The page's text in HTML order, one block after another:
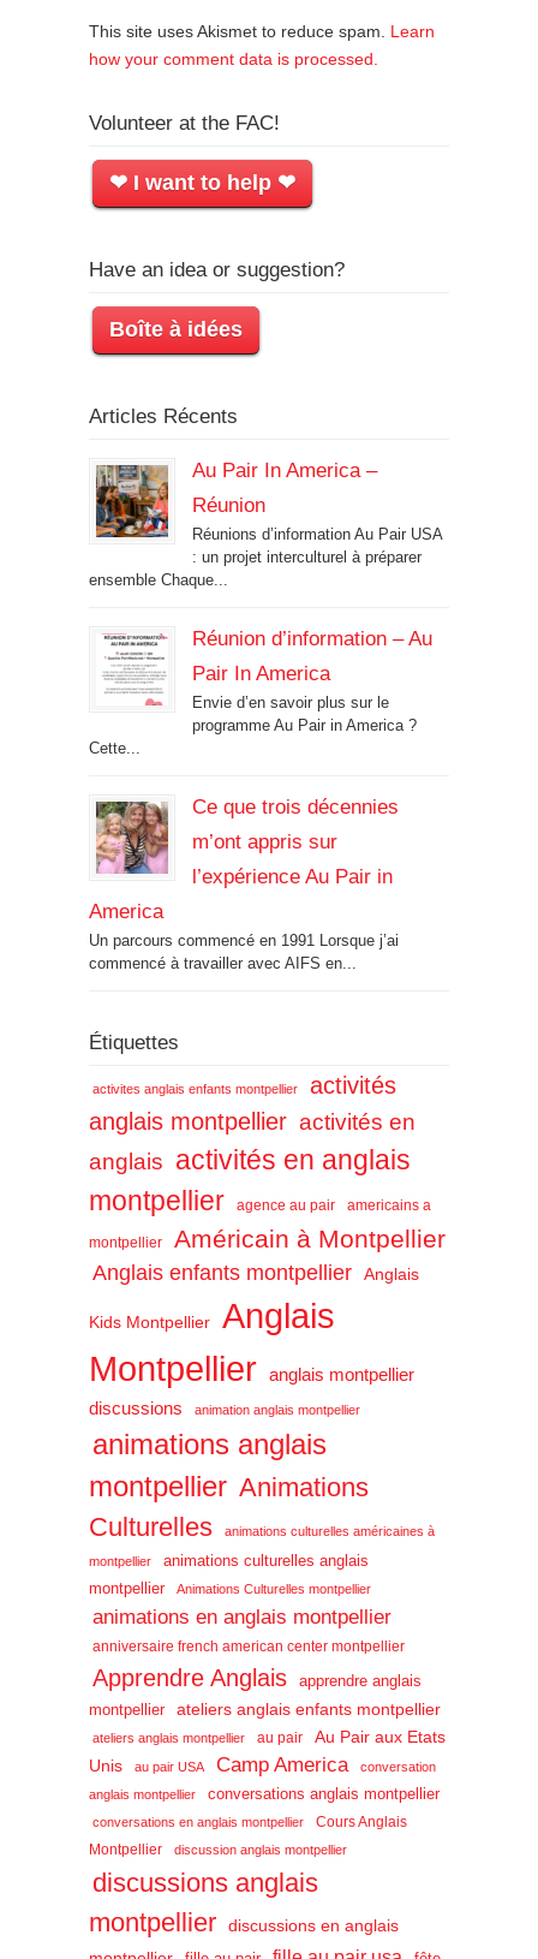
This site uses Akismet to reduce spam. Learn
how your comment data is processed.
Volunteer at the FAC!
❤ I want to help ❤
Have an idea or suggestion?
Boîte à idées
Articles Récents
Au Pair In America –
Réunion
Réunions d’information Au Pair USA
: un projet interculturel à préparer
ensemble Chaque...
Réunion d’information – Au
Pair In America
Envie d’en savoir plus sur le
programme Au Pair in America ?
Cette...
Ce que trois décennies
m’ont appris sur
l’expérience Au Pair in
America
Un parcours commencé en 1991 Lorsque j’ai
commencé à travailler avec AIFS en...
Étiquettes
activites anglais enfants montpellier
activités
anglais montpellier activités en
anglais activités en anglais
montpellier
agence au pair americains a
montpellier Américain à Montpellier
Anglais enfants montpellier Anglais
Kids Montpellier
Anglais
Montpellier
anglais montpellier
discussions
animation anglais montpellier
animations anglais
montpellier Animations
Culturelles
animations culturelles américaines à
montpellier
animations culturelles anglais
montpellier
Animations Culturelles montpellier
animations en anglais montpellier
anniversaire french american center montpellier
Apprendre Anglais
apprendre anglais
montpellier
ateliers anglais enfants montpellier
ateliers anglais montpellier au pair
Au Pair aux Etats
Unis
au pair USA Camp America
conversation
anglais montpellier
conversations anglais montpellier
conversations en anglais montpellier
Cours Anglais
Montpellier
discussion anglais montpellier
discussions anglais
montpellier
discussions en anglais